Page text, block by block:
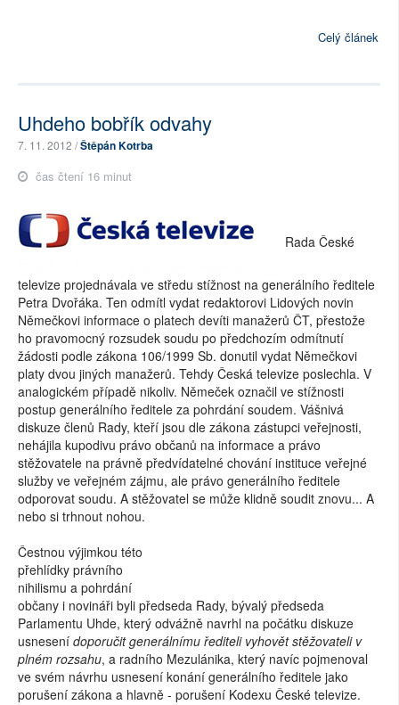
Celý článek
Uhdeho bobřík odvahy
7. 11. 2012 /Štěpán Kotrba
čas čtení 16 minut
Rada České
televize projednávala ve středu stížnost na generálního ředitele
Petra Dvořáka. Ten odmítl vydat redaktorovi Lidových novin
Němečkovi informace o platech devíti manažerů ČT, přestože
ho pravomocný rozsudek soudu po předchozím odmítnutí
žádosti podle zákona 106/1999 Sb. donutil vydat Němečkovi
platy dvou jiných manažerů. Tehdy Česká televize poslechla. V
analogickém případě nikoliv. Němeček označil ve stížnosti
postup generálního ředitele za pohrdání soudem. Vášnivá
diskuze členů Rady, kteří jsou dle zákona zástupci veřejnosti,
nehájila kupodivu právo občanů na informace a právo
stěžovatele na právně předvídatelné chování instituce veřejné
služby ve veřejném zájmu, ale právo generálního ředitele
odporovat soudu. A stěžovatel se může klidně soudit znovu... A
nebo si trhnout nohou.
Čestnou výjimkou této
přehlídky právního
nihilismu a pohrdání
občany i novináři byli předseda Rady, bývalý předseda
Parlamentu Uhde, který odvážně navrhl na počátku diskuze
usnesení doporučit generálnímu řediteli vyhovět stěžovateli v
plném rozsahu, a radního Mezulánika, který navíc pojmenoval
ve svém návrhu usnesení konání generálního ředitele jako
porušení zákona a hlavně - porušení Kodexu České televize.